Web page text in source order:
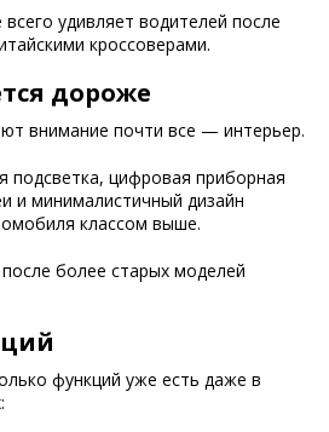
удивляет водителей после
кроссоверами.
дороже
внимание почти все — интерьер.
подсветка, цифровая приборная
и минималистичный дизайн
классом выше.
более старых моделей
функций уже есть даже в